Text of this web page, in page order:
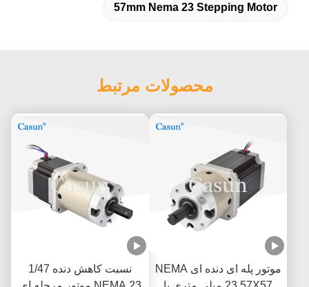
57mm Nema 23 Stepping Motor
محصولات مرتبط
موتور پله ای دنده ای NEMA
نسبت کاهش دنده 1/47